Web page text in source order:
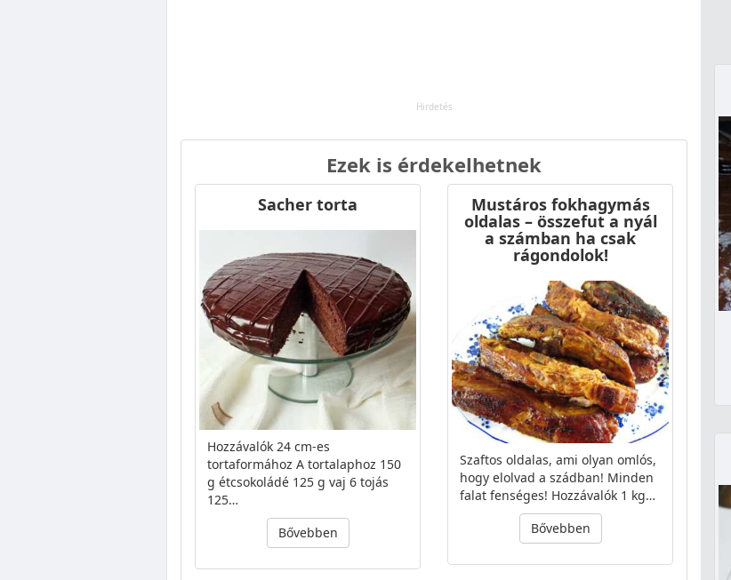
Ezek is érdekelhetnek
Sacher torta
Hozzávalók 24 cm-es
tortaformához A tortalaphoz 150
g étcsokoládé 125 g vaj 6 tojás
125…
Bővebben
Mustáros fokhagymás
oldalas – összefut a nyál
a számban ha csak
rágondolok!
Szaftos oldalas, ami olyan omlós,
hogy elolvad a szádban! Minden
falat fenséges! Hozzávalók 1 kg…
Bővebben